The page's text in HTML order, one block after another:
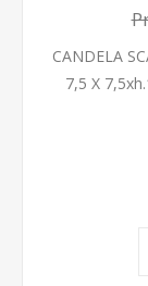
CANDELA
7,5 X